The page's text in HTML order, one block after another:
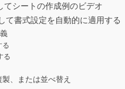
シートの作成例のビデオ
て書式設定を自動的に適用する
る
る
、または並べ替え